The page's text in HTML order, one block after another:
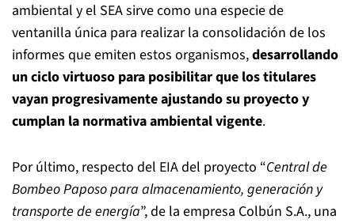
ambiental y el SEA sirve como una especie de
ventanilla única para realizar la consolidación de los
informes que emiten estos organismos,desarrollando
un ciclo virtuoso para posibilitar que los titulares
vayan progresivamente ajustando su proyecto y
cumplan la normativa ambiental vigente.
Por último, respecto del EIA del proyecto “Central de
Bombeo Paposo para almacenamiento, generación y
transporte de energía”, de la empresa Colbún S.A., una